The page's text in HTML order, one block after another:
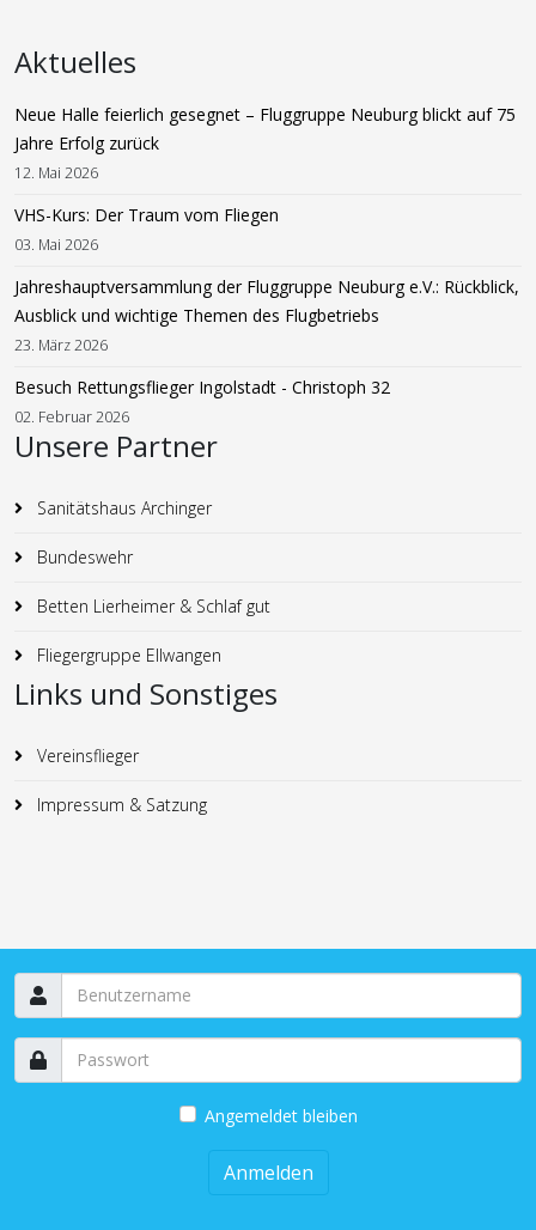
Aktuelles
Neue Halle feierlich gesegnet – Fluggruppe Neuburg blickt auf 75
Jahre Erfolg zurück
12. Mai 2026
VHS-Kurs: Der Traum vom Fliegen
03. Mai 2026
Jahreshauptversammlung der Fluggruppe Neuburg e.V.: Rückblick,
Ausblick und wichtige Themen des Flugbetriebs
23. März 2026
Besuch Rettungsflieger Ingolstadt - Christoph 32
02. Februar 2026
Unsere Partner
Sanitätshaus Archinger
Bundeswehr
Betten Lierheimer & Schlaf gut
Fliegergruppe Ellwangen
Links und Sonstiges
Vereinsflieger
Impressum & Satzung
Angemeldet bleiben
Anmelden